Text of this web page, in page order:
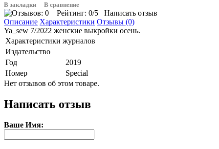
В закладки В сравнение
Рейтинг: 0/5
Написать отзыв
Описание Характеристики Отзывы (0)
Ya_sew 7/2022 женские выкройки осень.
Характеристики журналов
Издательство
Год
2019
Номер
Special
Нет отзывов об этом товаре.
Написать отзыв
Ваше Имя: